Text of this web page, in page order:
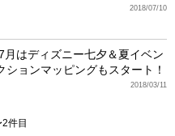
2018/07/10
月はディズニー七夕＆夏イベン
ションマッピングもスタート！
2018/03/11
件目